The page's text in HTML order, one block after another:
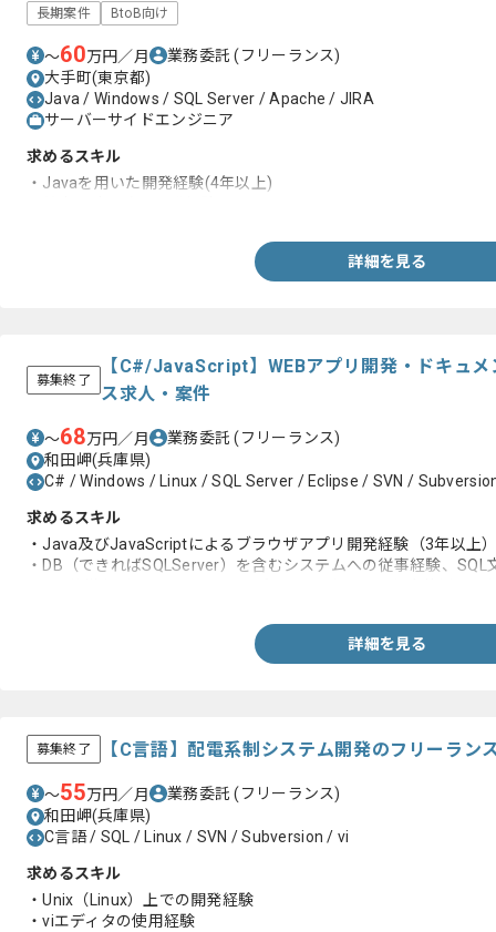
長期案件 BtoB向け
〜60万円／月 業務委託(フリーランス)
大手町(東京都)
Java / Windows / SQL Server / Apache / JIRA
サーバーサイドエンジニア
求めるスキル
・Javaを用いた開発経験(4年以上)
詳細を見る
募集終了
【C#/JavaScript】WEBアプリ開発・ドキュメ
ス求人・案件
〜68万円／月 業務委託(フリーランス)
和田岬(兵庫県)
C# / Windows / Linux / SQL Server / Eclipse / SVN /
求めるスキル
・Java及びJavaScriptによるブラウザアプリ開発経験（3年以上
・DB（できればSQLServer）を含むシステムへの従事経験、SQL
詳細を見る
募集終了 【C言語】配電系制システム開発のフリーラン
〜55万円／月 業務委託(フリーランス)
和田岬(兵庫県)
C言語 / SQL / Linux / SVN / Subversion / vi
求めるスキル
・Unix（Linux）上での開発経験
・viエディタの使用経験